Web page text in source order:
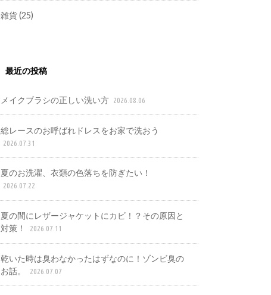
雑貨(25)
最近の投稿
メイクブラシの正しい洗い方 2026.08.06
総レースのお呼ばれドレスをお家で洗おう
2026.07.31
夏のお洗濯、衣類の色落ちを防ぎたい！
2026.07.22
夏の間にレザージャケットにカビ！？その原因と
対策！
2026.07.11
乾いた時は臭わなかったはずなのに！ゾンビ臭の
お話。
2026.07.07